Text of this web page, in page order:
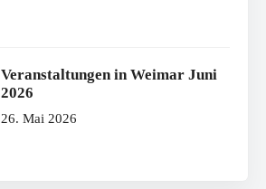
Veranstaltungen in Weimar Juni
2026
26. Mai 2026